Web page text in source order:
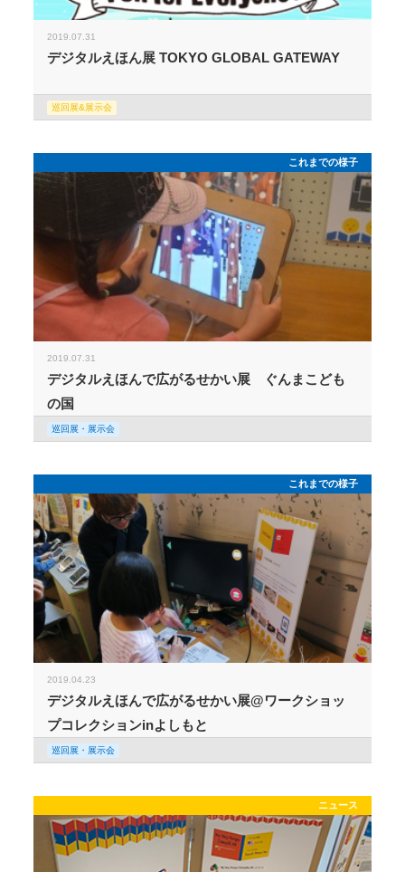
2019.07.31
デジタルえほん展 TOKYO GLOBAL GATEWAY
巡回展&展示会
これまでの様子
2019.07.31
デジタルえほんで広がるせかい展 ぐんまこども
の国
巡回展・展示会
これまでの様子
2019.04.23
デジタルえほんで広がるせかい展@ワークショッ
プコレクションinよしもと
巡回展・展示会
ニュース